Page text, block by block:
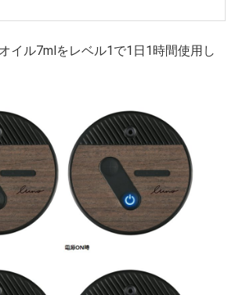
イル7mlをレベル1で1日1時間使用し